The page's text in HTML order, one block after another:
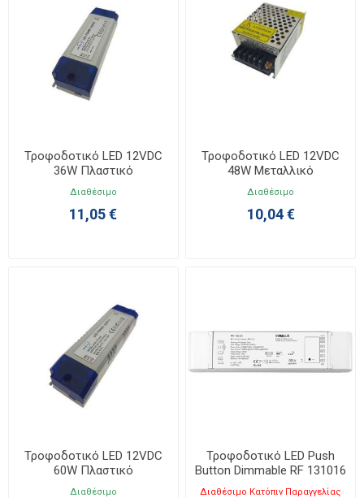
Τροφοδοτικό LED 12VDC
36W Πλαστικό
140x44x27mm
Διαθέσιμο
11,05 €
Τροφοδοτικό LED 12VDC
48W Μεταλλικό
110x78x35mm
Διαθέσιμο
10,04 €
Τροφοδοτικό LED 12VDC
60W Πλαστικό
165x44x28mm
Διαθέσιμο
Τροφοδοτικό LED Push
Button Dimmable RF 131016
Διαθέσιμο Κατόπιν Παραγγελίας